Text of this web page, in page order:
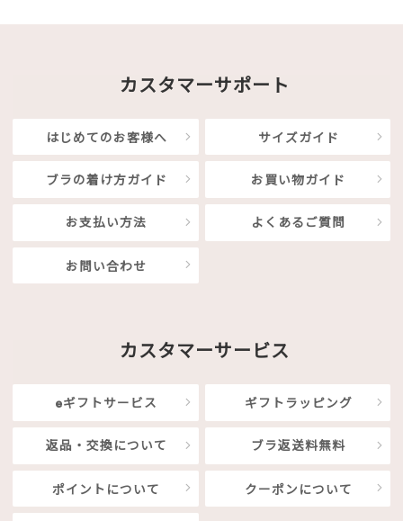
カスタマーサポート
はじめてのお客様へ サイズガイド
ブラの着け方ガイド お買い物ガイド
お支払い方法 よくあるご質問
お問い合わせ
カスタマーサービス
eギフトサービス ギフトラッピング
返品・交換について ブラ返送料無料
ポイントについて クーポンについて